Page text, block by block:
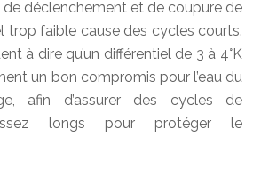
déclenchement et de coupure de
trop faible cause des cycles courts.
à dire qu’un différentiel de 3 à 4°K
un bon compromis pour l’eau du
afin d’assurer des cycles de
longs pour protéger le